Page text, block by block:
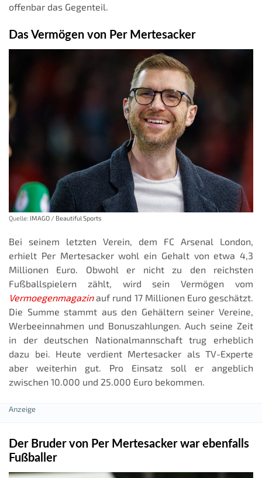
offenbar das Gegenteil.
Das Vermögen von Per Mertesacker
Quelle: IMAGO / Beautiful Sports
Bei seinem letzten Verein, dem FC Arsenal London,
erhielt Per Mertesacker wohl ein Gehalt von etwa 4,3
Millionen Euro. Obwohl er nicht zu den reichsten
Fußballspielern zählt, wird sein Vermögen vom
Vermoegenmagazinauf rund 17 Millionen Euro geschätzt.
Die Summe stammt aus den Gehältern seiner Vereine,
Werbeeinnahmen und Bonuszahlungen. Auch seine Zeit
in der deutschen Nationalmannschaft trug erheblich
dazu bei. Heute verdient Mertesacker als TV-Experte
aber weiterhin gut. Pro Einsatz soll er angeblich
zwischen 10.000 und 25.000 Euro bekommen.
Der Bruder von Per Mertesacker war ebenfalls
Fußballer